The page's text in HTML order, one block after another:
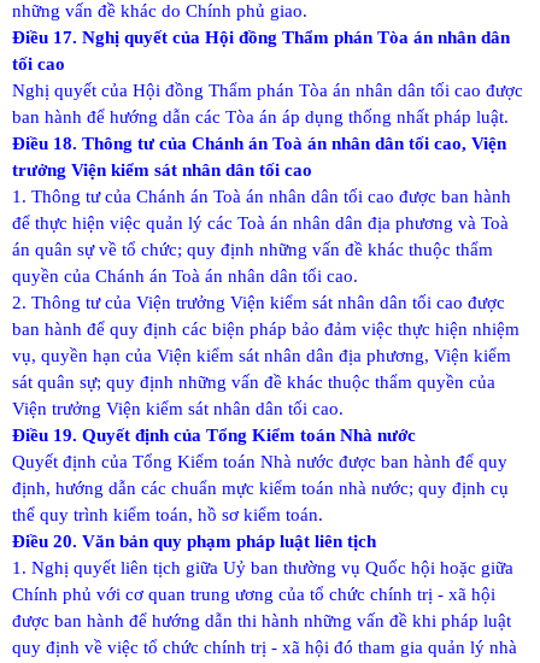
những vấn đề khác do Chính phủ giao.
Điều 17. Nghị quyết của Hội đồng Thẩm phán Tòa án nhân dân
tối cao
Nghị quyết của Hội đồng Thẩm phán Tòa án nhân dân tối cao được
ban hành để hướng dẫn các Tòa án áp dụng thống nhất pháp luật.
Điều 18. Thông tư của Chánh án Toà án nhân dân tối cao, Viện
trưởng Viện kiểm sát nhân dân tối cao
1. Thông tư của Chánh án Toà án nhân dân tối cao được ban hành
để thực hiện việc quản lý các Toà án nhân dân địa phương và Toà
án quân sự về tổ chức; quy định những vấn đề khác thuộc thẩm
quyền của Chánh án Toà án nhân dân tối cao.
2. Thông tư của Viện trưởng Viện kiểm sát nhân dân tối cao được
ban hành để quy định các biện pháp bảo đảm việc thực hiện nhiệm
vụ, quyền hạn của Viện kiểm sát nhân dân địa phương, Viện kiểm
sát quân sự; quy định những vấn đề khác thuộc thẩm quyền của
Viện trưởng Viện kiểm sát nhân dân tối cao.
Điều 19. Quyết định của Tổng Kiểm toán Nhà nước
Quyết định của Tổng Kiểm toán Nhà nước được ban hành để quy
định, hướng dẫn các chuẩn mực kiểm toán nhà nước; quy định cụ
thể quy trình kiểm toán, hồ sơ kiểm toán.
Điều 20. Văn bản quy phạm pháp luật liên tịch
1. Nghị quyết liên tịch giữa Uỷ ban thường vụ Quốc hội hoặc giữa
Chính phủ với cơ quan trung ương của tổ chức chính trị - xã hội
được ban hành để hướng dẫn thi hành những vấn đề khi pháp luật
quy định về việc tổ chức chính trị - xã hội đó tham gia quản lý nhà